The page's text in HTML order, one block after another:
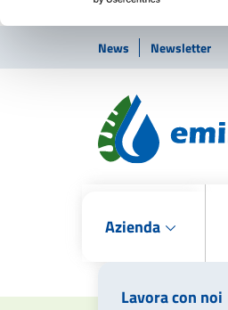
News Newsletter
Azienda
Lavora con noi